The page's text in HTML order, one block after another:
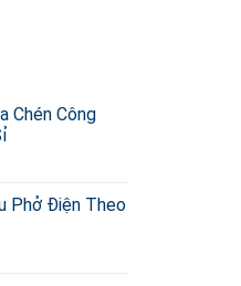
Chén Công
Phở Điện Theo